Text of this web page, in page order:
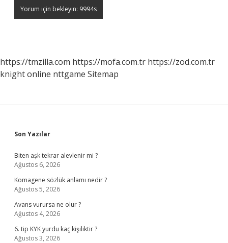
https://tmzilla.com https://mofa.com.tr https://zod.com.tr
knight online nttgame Sitemap
Sidebar
Son Yazılar
Biten aşk tekrar alevlenir mi ?
Ağustos 6, 2026
Komagene sözlük anlamı nedir ?
Ağustos 5, 2026
Avans vurursa ne olur ?
Ağustos 4, 2026
6. tip KYK yurdu kaç kişiliktir ?
Ağustos 3, 2026